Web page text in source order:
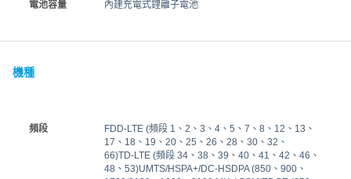
電池容量 內建充電式鋰離子電池
機種
頻段
FDD‑LTE (頻段 1、2、3、4、5、7、8、12、13、
17、18、19、20、25、26、28、30、32、
66)TD‑LTE (頻段 34、38、39、40、41、42、46、
48、53)UMTS/HSPA+/DC-HSDPA (850、900、